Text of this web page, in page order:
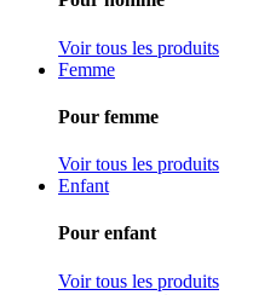
Voir tous les produits
Femme
Pour femme
Voir tous les produits
Enfant
Pour enfant
Voir tous les produits